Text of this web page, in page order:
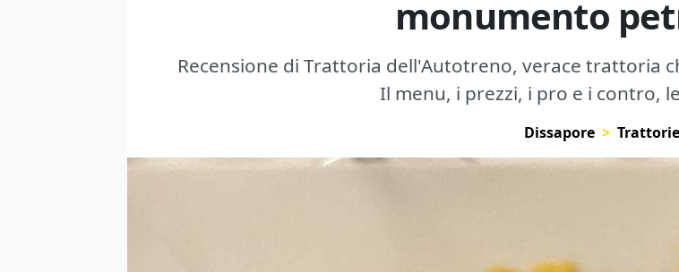
monumento
Recensione di Trattoria dell'Autotreno, verace trattoria
Il menu, i prezzi, i pro e i contro,
Dissapore Trattorie